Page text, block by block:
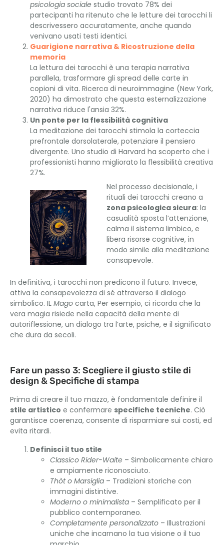
psicologia sociale studio trovato 78% dei
partecipanti ha ritenuto che le letture dei tarocchi li
descrivessero accuratamente, anche quando
venivano usati testi identici.
Guarigione narrativa & Ricostruzione della
memoria
La lettura dei tarocchi è una terapia narrativa
parallela, trasformare gli spread delle carte in
copioni di vita. Ricerca di neuroimmagine (New York,
2020) ha dimostrato che questa esternalizzazione
narrativa riduce l'ansia 32%.
Un ponte per la flessibilità cognitiva
La meditazione dei tarocchi stimola la corteccia
prefrontale dorsolaterale, potenziare il pensiero
divergente. Uno studio di Harvard ha scoperto che i
professionisti hanno migliorato la flessibilità creativa
27%.
Nel processo decisionale, i
rituali dei tarocchi creano a
zona psicologica sicura: la
casualità sposta l’attenzione,
calma il sistema limbico, e
libera risorse cognitive, in
modo simile alla meditazione
consapevole.
In definitiva, i tarocchi non predicono il futuro. Invece,
attiva la consapevolezza di sé attraverso il dialogo
simbolico. IL Mago carta, Per esempio, ci ricorda che la
vera magia risiede nella capacità della mente di
autoriflessione, un dialogo tra l’arte, psiche, e il significato
che dura da secoli.
Fare un passo 3: Scegliere il giusto stile di
design & Specifiche di stampa
Prima di creare il tuo mazzo, è fondamentale definire il
stile artistico e confermare specifiche tecniche. Ciò
garantisce coerenza, consente di risparmiare sui costi, ed
evita ritardi.
Definisci il tuo stile
Classico Rider-Waite – Simbolicamente chiaro
e ampiamente riconosciuto.
Thòt o Marsiglia – Tradizioni storiche con
immagini distintive.
Moderno o minimalista – Semplificato per il
pubblico contemporaneo.
Completamente personalizzato – Illustrazioni
uniche che incarnano la tua visione o il tuo